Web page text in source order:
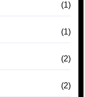
(1)
(1)
(2)
(2)